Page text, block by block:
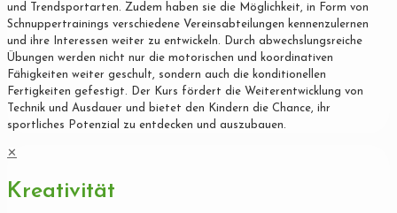
und Trendsportarten. Zudem haben sie die Möglichkeit, in Form von
Schnuppertrainings verschiedene Vereinsabteilungen kennenzulernen
und ihre Interessen weiter zu entwickeln. Durch abwechslungsreiche
Übungen werden nicht nur die motorischen und koordinativen
Fähigkeiten weiter geschult, sondern auch die konditionellen
Fertigkeiten gefestigt. Der Kurs fördert die Weiterentwicklung von
Technik und Ausdauer und bietet den Kindern die Chance, ihr
sportliches Potenzial zu entdecken und auszubauen.
✕
Kreativität